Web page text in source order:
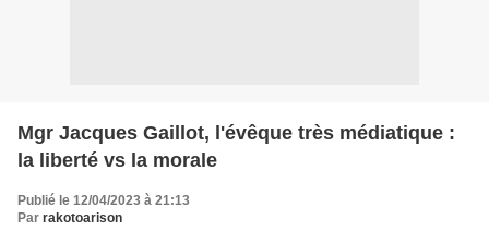
Mgr Jacques Gaillot, l'évêque très médiatique :
la liberté vs la morale
Publié le 12/04/2023 à 21:13
Par rakotoarison